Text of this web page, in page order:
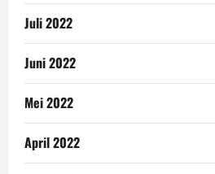
Juli 2022
Juni 2022
Mei 2022
April 2022